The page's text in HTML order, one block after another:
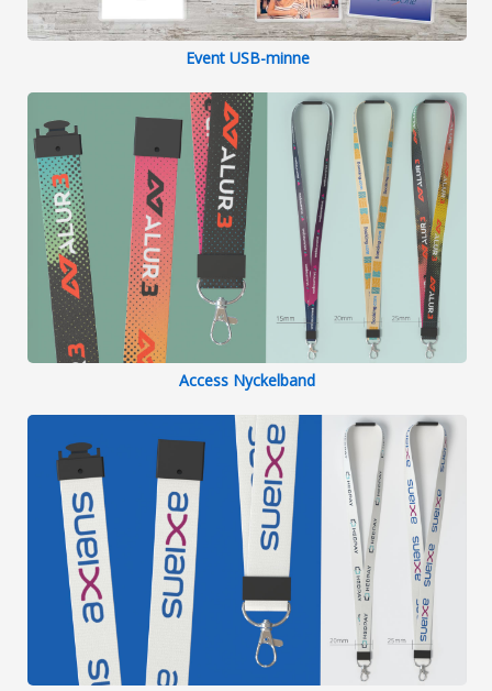
Event USB-minne
Access Nyckelband